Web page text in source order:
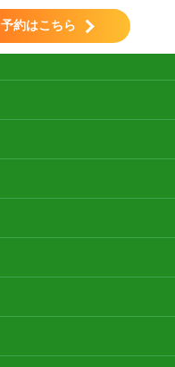
予約はこちら